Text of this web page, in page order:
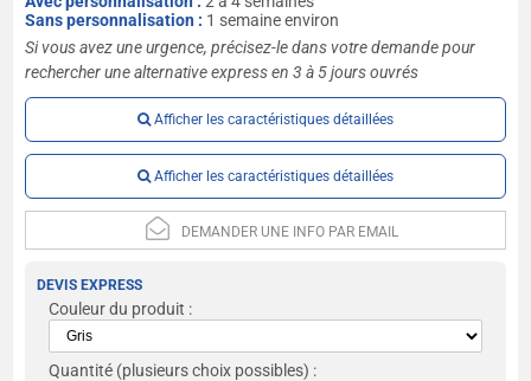
Sans personnalisation : 1 semaine environ
Si vous avez une urgence, précisez-le dans votre demande pour
rechercher une alternative express en 3 à 5 jours ouvrés
Afficher les caractéristiques détaillées
Afficher les caractéristiques détaillées
DEMANDER UNE INFO PAR EMAIL
DEVIS EXPRESS
Couleur du produit :
Quantité (plusieurs choix possibles) :